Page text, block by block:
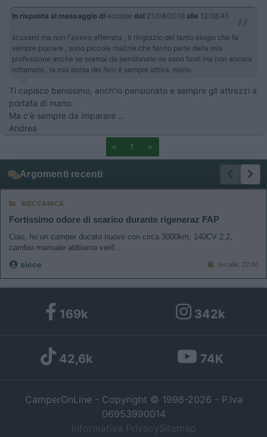
In risposta al messaggio di ecostar del 21/08/2019 alle 12:08:41
scusami ma non l'avevo afferrata , ti ringrazio del tanto elogio che fa
sempre piacere , sono piccole malizie che fanno parte della mia
professione anche se oramai da pensionato ne sono fuori ma non ancora
rottamato , la mia borsa dei ferri è sempre attiva mario
Ti capisco benissimo, anch'io pensionato e sempre gli attrezzi a
portata di mano.
Ma c'è sempre da imparare ...
Andrea
<
1 >
Argomenti recenti
MECCANICA
Fortissimo odore di scarico durante rigeneraz FAP
Ciao, ho un camper ducato nuovo con circa 3000km, 140CV 2.2,
cambio manuale abbiamo verif...
sicce Ieri alle: 22:40
169k 342k
42,6k 74K
CamperOnLine - Copyright © 1998-2026 - P.Iva
06953990014
Informativa Privacy Sitemap